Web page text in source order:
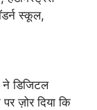
स्कूल,
ने डिजिटल
ज़ोर दिया कि